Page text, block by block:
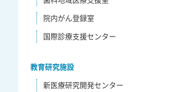
院内がん登録室
国際診療支援センター
教育研究施設
新医療研究開発センター